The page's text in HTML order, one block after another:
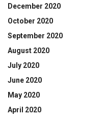
December 2020
October 2020
September 2020
August 2020
July 2020
June 2020
May 2020
April 2020